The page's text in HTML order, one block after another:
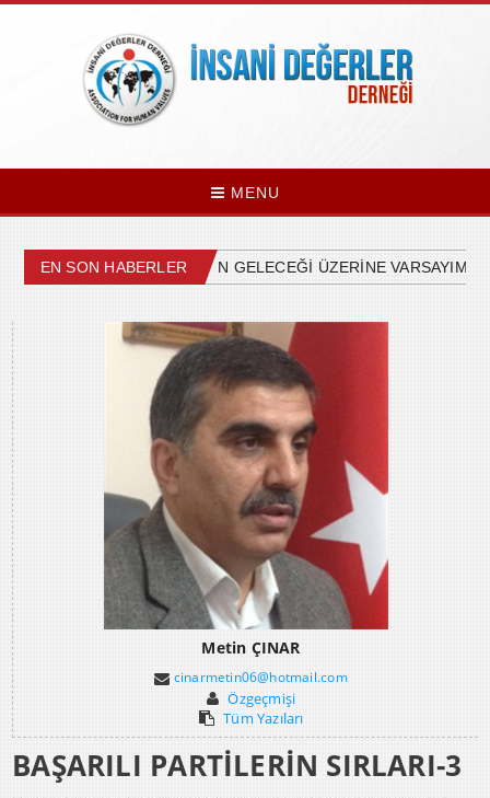
MENU
EN SON HABERLER
ÜLKEMİZDEKİ SİYASETİN GELECEĞİ ÜZERİNE VARSAYIMLAR
Metin ÇINAR
cinarmetin06@hotmail.com
Özgeçmişi
Tüm Yazıları
BAŞARILI PARTİLERİN SIRLARI-3